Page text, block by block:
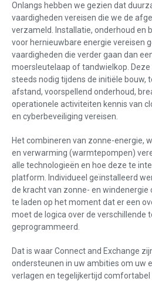
Onlangs hebben we gezien dat
vaardigheden vereisen die we de
verzameld. Installatie, onderhoud en
voor hernieuwbare energie vereisen
vaardigheden die verder gaan dan
moersleutelaap of tandwielkop.
steeds nodig tijdens de initiële bouw,
afstand, voorspellend onderhoud,
operationele activiteiten kennis van
en cyberbeveiliging vereisen.
Het combineren van zonne-energie,
en verwarming (warmtepompen)
alle technologieën en hoe deze te
platform. Individueel geïnstalleerd
de kracht van zonne- en
te laden op het moment dat er een
moet de logica over de verschillende
geprogrammeerd.
Dat is waar Connect and Exchange
ondersteunen in uw ambities om uw
verlagen en tegelijkertijd comfortabel